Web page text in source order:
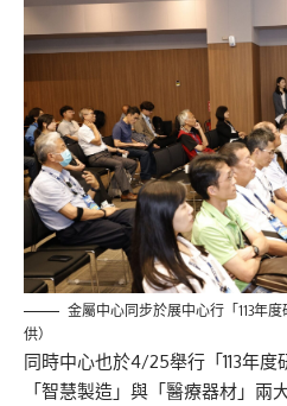
金屬中心同步於展中心行「113年
供）
同時中心也於4/25舉行「113年
「智慧製造」與「醫療器材」兩